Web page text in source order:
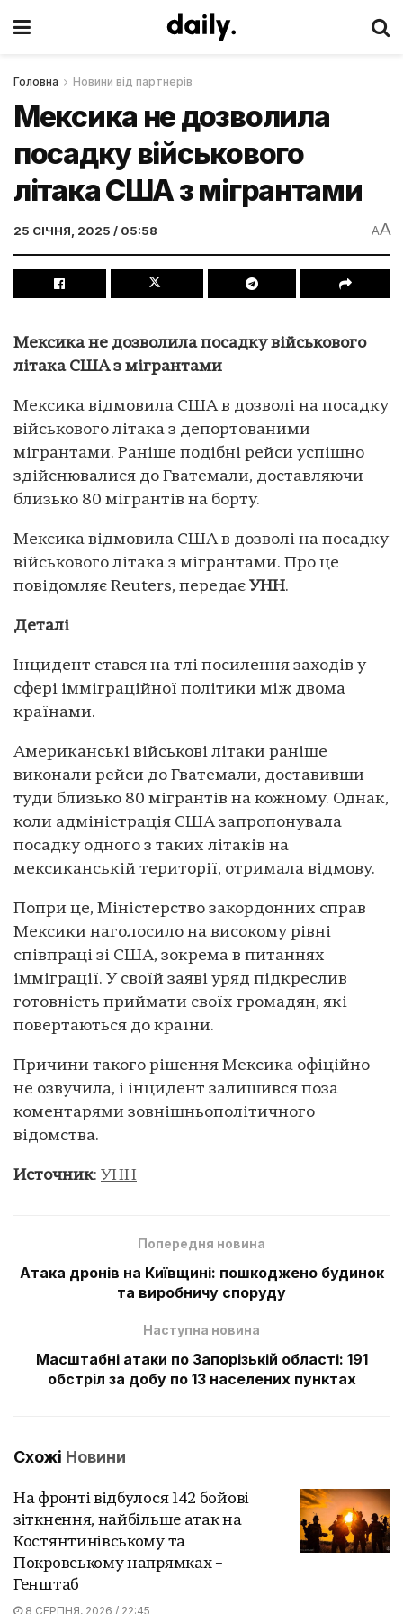
Головна Новини від партнерів
Мексика не дозволила
посадку військового
літака США з мігрантами
25 СІЧНЯ, 2025 / 05:58 AA
Мексика не дозволила посадку військового
літака США з мігрантами
Мексика відмовила США в дозволі на посадку
військового літака з депортованими
мігрантами. Раніше подібні рейси успішно
здійснювалися до Гватемали, доставляючи
близько 80 мігрантів на борту.
Мексика відмовила США в дозволі на посадку
військового літака з мігрантами. Про це
повідомляє Reuters, передає УНН.
Деталі
Інцидент стався на тлі посилення заходів у
сфері імміграційної політики між двома
країнами.
Американські військові літаки раніше
виконали рейси до Гватемали, доставивши
туди близько 80 мігрантів на кожному. Однак,
коли адміністрація США запропонувала
посадку одного з таких літаків на
мексиканській території, отримала відмову.
Попри це, Міністерство закордонних справ
Мексики наголосило на високому рівні
співпраці зі США, зокрема в питаннях
імміграції. У своїй заяві уряд підкреслив
готовність приймати своїх громадян, які
повертаються до країни.
Причини такого рішення Мексика офіційно
не озвучила, і інцидент залишився поза
коментарями зовнішньополітичного
відомства.
Источник: УНН
Попередня новина
Атака дронів на Київщині: пошкоджено будинок
та виробничу споруду
Наступна новина
Масштабні атаки по Запорізькій області: 191
обстріл за добу по 13 населених пунктах
Схожі Новини
На фронті відбулося 142 бойові
зіткнення, найбільше атак на
Костянтинівському та
Покровському напрямках –
Генштаб
8 СЕРПНЯ, 2026 / 22:45